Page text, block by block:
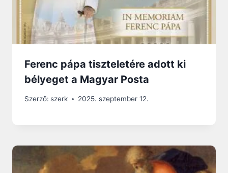
Ferenc pápa tiszteletére adott ki
bélyeget a Magyar Posta
Szerző: szerk 2025. szeptember 12.